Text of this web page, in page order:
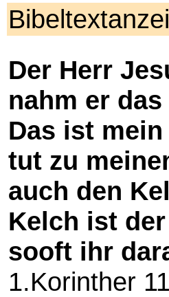
Der Herr
nahm er
Das ist
tut zu
auch den
Kelch ist
sooft ihr
1.Korinther